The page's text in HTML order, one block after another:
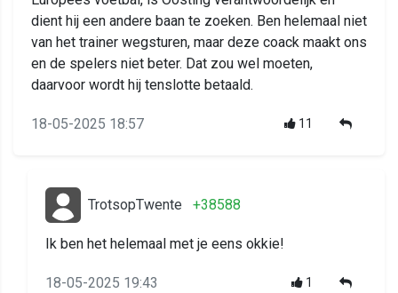
dient hij een andere baan te zoeken. Ben helemaal niet
van het trainer wegsturen, maar deze coack maakt ons
en de spelers niet beter. Dat zou wel moeten,
daarvoor wordt hij tenslotte betaald.
18-05-2025 18:57 11
TrotsopTwente +38588
Ik ben het helemaal met je eens okkie!
18-05-2025 19:43 1